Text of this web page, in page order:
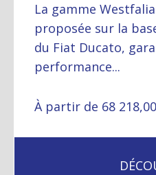
La gamme
proposée sur la
du Fiat Ducato,
performance...
À partir de 68